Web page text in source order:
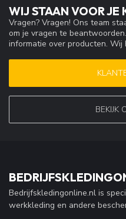
WIJ STAAN VOOR JE
Vragen? Vragen! Ons team
om je vragen te
informatie over producten. Wij
BEKIJK
Bedrijfskledingonline.nl is
werkkleding en andere